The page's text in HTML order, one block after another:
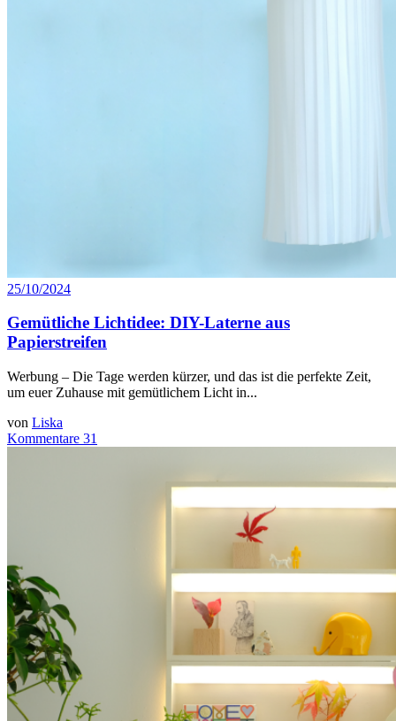
25/10/2024
Gemütliche Lichtidee: DIY-Laterne aus
Papierstreifen
Werbung – Die Tage werden kürzer, und das ist die perfekte Zeit,
um euer Zuhause mit gemütlichem Licht in...
von Liska
Kommentare 31